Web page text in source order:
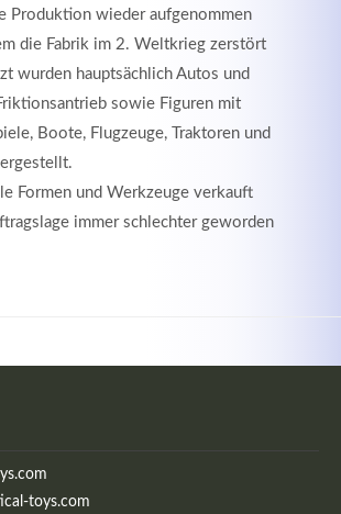
Produktion wieder aufgenommen
die Fabrik im 2. Weltkrieg zerstört
wurden hauptsächlich Autos und
sowie Figuren mit
Boote, Flugzeuge, Traktoren und
Formen und Werkzeuge verkauft
immer schlechter geworden
toys.com
MEHR INFOS
dolor sit amet, consectetuer adipiscing